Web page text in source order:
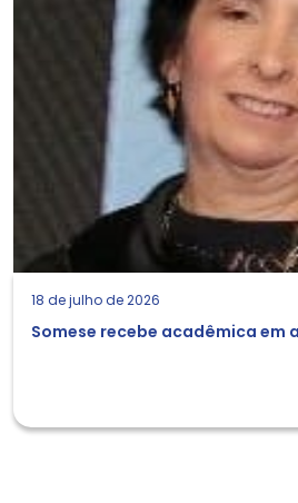
18 de julho de 2026
Somese recebe acadêmica em